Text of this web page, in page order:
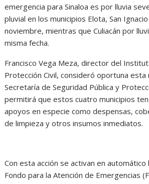
emergencia para Sinaloa es por lluvia
pluvial en los municipios Elota, San
noviembre, mientras que Culiacán por
misma fecha.
Francisco Vega Meza, director del
Protección Civil, consideró oportuna
Secretaría de Seguridad Pública y
permitirá que estos cuatro municipios
apoyos en especie como despensas,
de limpieza y otros insumos inmediatos.
Con esta acción se activan en
Fondo para la Atención de Emergencias